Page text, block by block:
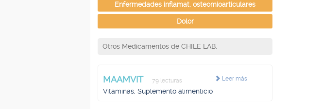
Enfermedades inflamat. osteomioarticulares
Dolor
Otros Medicamentos de CHILE LAB.
Leer más
MAAMVIT 79 lecturas
Vitaminas, Suplemento alimenticio